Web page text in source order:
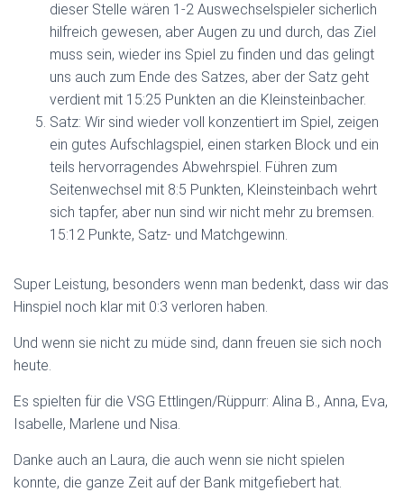
dieser Stelle wären 1-2 Auswechselspieler sicherlich
hilfreich gewesen, aber Augen zu und durch, das Ziel
muss sein, wieder ins Spiel zu finden und das gelingt
uns auch zum Ende des Satzes, aber der Satz geht
verdient mit 15:25 Punkten an die Kleinsteinbacher.
Satz: Wir sind wieder voll konzentiert im Spiel, zeigen
ein gutes Aufschlagspiel, einen starken Block und ein
teils hervorragendes Abwehrspiel. Führen zum
Seitenwechsel mit 8:5 Punkten, Kleinsteinbach wehrt
sich tapfer, aber nun sind wir nicht mehr zu bremsen.
15:12 Punkte, Satz- und Matchgewinn.
Super Leistung, besonders wenn man bedenkt, dass wir das
Hinspiel noch klar mit 0:3 verloren haben.
Und wenn sie nicht zu müde sind, dann freuen sie sich noch
heute.
Es spielten für die VSG Ettlingen/Rüppurr: Alina B., Anna, Eva,
Isabelle, Marlene und Nisa.
Danke auch an Laura, die auch wenn sie nicht spielen
konnte, die ganze Zeit auf der Bank mitgefiebert hat.